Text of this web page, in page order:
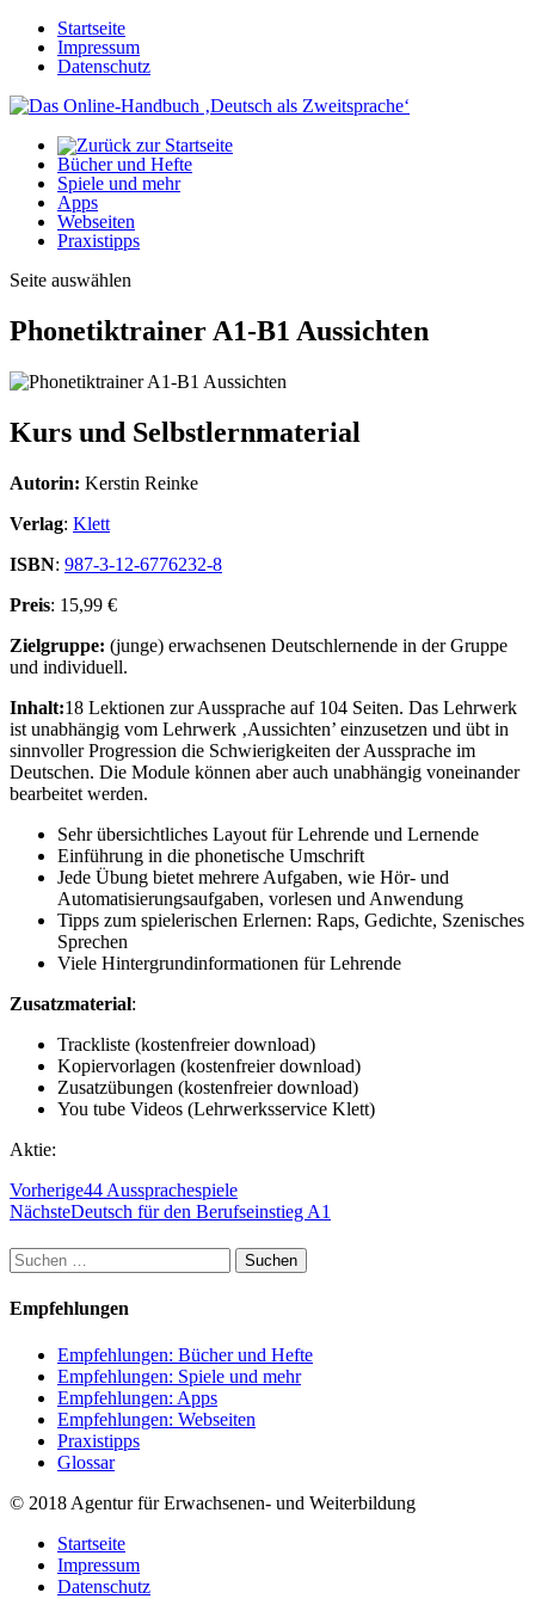
Startseite
Impressum
Datenschutz
Bücher und Hefte
Spiele und mehr
Apps
Webseiten
Praxistipps
Seite auswählen
Phonetiktrainer A1-B1 Aussichten
Kurs und Selbstlernmaterial
Autorin: Kerstin Reinke
Verlag: Klett
ISBN: 987-3-12-6776232-8
Preis: 15,99 €
Zielgruppe: (junge) erwachsenen Deutschlernende in der Gruppe
und individuell.
Inhalt:18 Lektionen zur Aussprache auf 104 Seiten. Das Lehrwerk
ist unabhängig vom Lehrwerk ‚Aussichten’ einzusetzen und übt in
sinnvoller Progression die Schwierigkeiten der Aussprache im
Deutschen. Die Module können aber auch unabhängig voneinander
bearbeitet werden.
Sehr übersichtliches Layout für Lehrende und Lernende
Einführung in die phonetische Umschrift
Jede Übung bietet mehrere Aufgaben, wie Hör- und
Automatisierungsaufgaben, vorlesen und Anwendung
Tipps zum spielerischen Erlernen: Raps, Gedichte, Szenisches
Sprechen
Viele Hintergrundinformationen für Lehrende
Zusatzmaterial:
Trackliste (kostenfreier download)
Kopiervorlagen (kostenfreier download)
Zusatzübungen (kostenfreier download)
You tube Videos (Lehrwerksservice Klett)
Aktie:
Vorherige44 Aussprachespiele
NächsteDeutsch für den Berufseinstieg A1
Suchen
nach:
Empfehlungen
Empfehlungen: Bücher und Hefte
Empfehlungen: Spiele und mehr
Empfehlungen: Apps
Empfehlungen: Webseiten
Praxistipps
Glossar
© 2018 Agentur für Erwachsenen- und Weiterbildung
Startseite
Impressum
Datenschutz